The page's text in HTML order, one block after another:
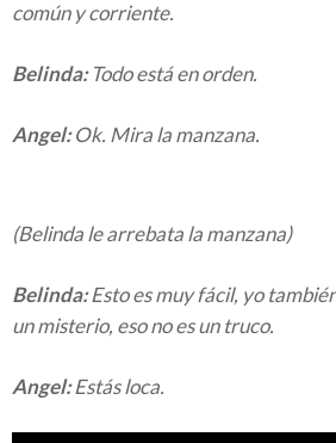
común y corriente.
Belinda:Todo está en orden.
Angel:Ok. Mira la manzana.
(Belinda le arrebata la manzana)
Belinda:Esto es muy fácil, yo
un misterio, eso no es un truco.
Angel:Estás loca.